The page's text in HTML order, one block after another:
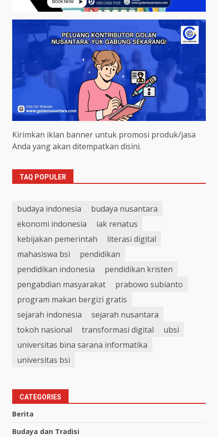
Kirimkan iklan banner untuk promosi produk/jasa
Anda yang akan ditempatkan disini.
TAQ POPULER
budaya indonesia
budaya nusantara
ekonomi indonesia
iak renatus
kebijakan pemerintah
literasi digital
mahasiswa bsi
pendidikan
pendidikan indonesia
pendidikan kristen
pengabdian masyarakat
prabowo subianto
program makan bergizi gratis
sejarah indonesia
sejarah nusantara
tokoh nasional
transformasi digital
ubsi
universitas bina sarana informatika
universitas bsi
CATEGORIES
Berita
Budaya dan Tradisi